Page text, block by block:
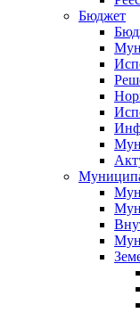
Бюджет